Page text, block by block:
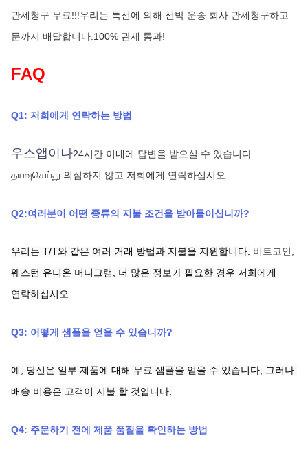
관세청구 무료!!!우리는 특선에 의해 선박 운송 회사 관세청구하고
문까지 배달합니다.100% 관세 통과!
FAQ
Q1: 저희에게 연락하는 방법
우스앱이나24시간 이내에 답변을 받으실 수 있습니다.
தயவுசெய்து 의심하지 않고 저희에게 연락하십시오.
Q2:여러분이 어떤 종류의 지불 조건을 받아들이십니까?
우리는 T/T와 같은 여러 거래 방법과 지불을 지원합니다. 비트코인,
웨스턴 유니온 머니그램,
더 많은 정보가 필요한 경우 저희에게
연락하십시오.
Q3: 어떻게 샘플을 얻을 수 있습니까?
예, 당신은 일부 제품에 대해 무료 샘플을 얻을 수 있습니다, 그러나
배송 비용은 고객이 지불 할 것입니다.
Q4: 주문하기 전에 제품 품질을 확인하는 방법